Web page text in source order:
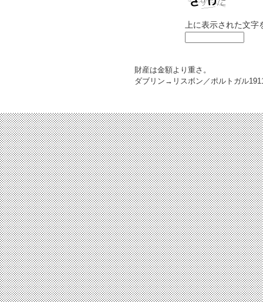
上に表示された文
財産は金額より重さ。
ダブリン→リスボン／ポルトガル